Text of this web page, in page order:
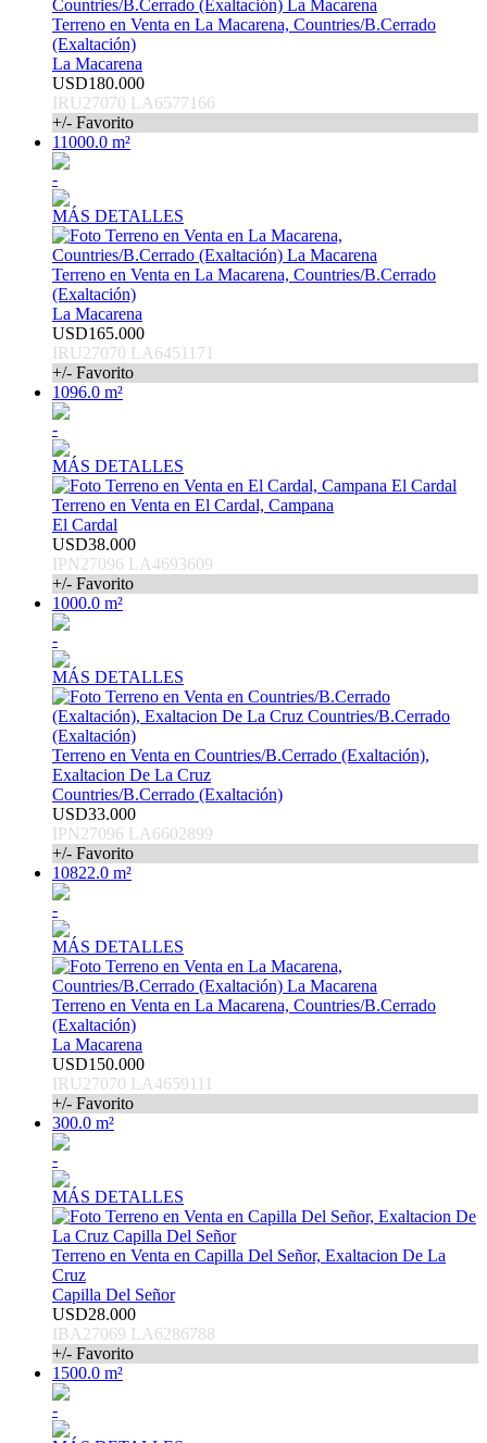
Terreno en Venta en La Macarena, Countries/B.Cerrado
(Exaltación)
La Macarena
USD180.000
IRU27070 LA6577166
+/- Favorito
11000.0 m²
-
MÁS DETALLES
Terreno en Venta en La Macarena, Countries/B.Cerrado
(Exaltación)
La Macarena
USD165.000
IRU27070 LA6451171
+/- Favorito
1096.0 m²
-
MÁS DETALLES
Terreno en Venta en El Cardal, Campana
El Cardal
USD38.000
IPN27096 LA4693609
+/- Favorito
1000.0 m²
-
MÁS DETALLES
Terreno en Venta en Countries/B.Cerrado (Exaltación),
Exaltacion De La Cruz
Countries/B.Cerrado (Exaltación)
USD33.000
IPN27096 LA6602899
+/- Favorito
10822.0 m²
-
MÁS DETALLES
Terreno en Venta en La Macarena, Countries/B.Cerrado
(Exaltación)
La Macarena
USD150.000
IRU27070 LA4659111
+/- Favorito
300.0 m²
-
MÁS DETALLES
Terreno en Venta en Capilla Del Señor, Exaltacion De La
Cruz
Capilla Del Señor
USD28.000
IBA27069 LA6286788
+/- Favorito
1500.0 m²
-